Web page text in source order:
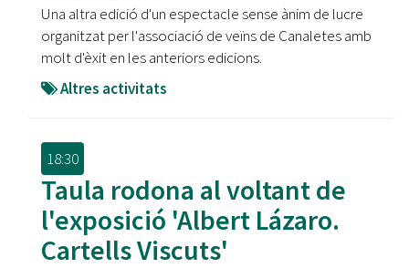
Una altra edició d'un espectacle sense ànim de lucre
organitzat per l'associació de veïns de Canaletes amb
molt d'èxit en les anteriors edicions.
Altres activitats
18:30
Taula rodona al voltant de
l'exposició 'Albert Lázaro.
Cartells Viscuts'